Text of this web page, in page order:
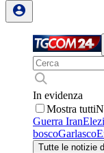
In evidenza
Mostra tutti
Guerra Iran
boscoGarlasco
Tutte le notizie